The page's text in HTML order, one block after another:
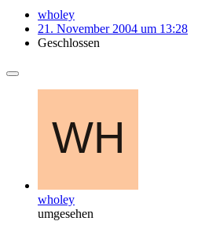
wholey
21. November 2004 um 13:28
Geschlossen
wholey
umgesehen